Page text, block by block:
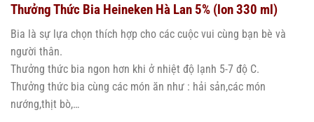
Thưởng Thức Bia Heineken Hà Lan 5% (lon 330 ml)
Bia là sự lựa chọn thích hợp cho các cuộc vui cùng bạn bè và
người thân.
Thưởng thức bia ngon hơn khi ở nhiệt độ lạnh 5-7 độ C.
Thưởng thức bia cùng các món ăn như : hải sản,các món
nướng,thịt bò,…